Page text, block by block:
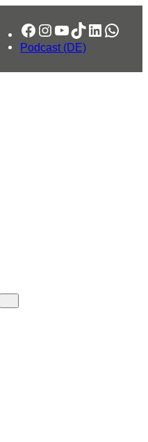
Facebook
Instagram
YouTube
TikTok
LinkedIn
Podcast (DE)